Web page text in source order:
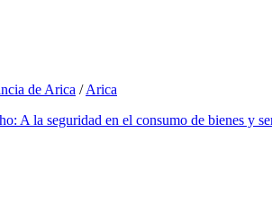
de Arica /Arica
A la seguridad en el consumo de bienes y